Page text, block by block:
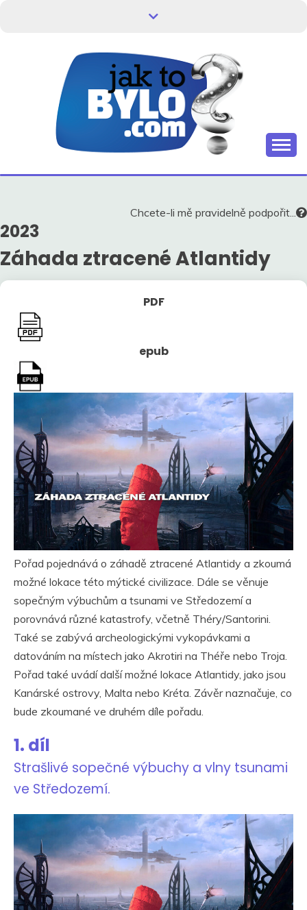
HISTORIE V
SOUVISLOSTECH
Chcete-li mě pravidelně podpořit...
2023
Záhada ztracené Atlantidy
PDF
epub
Pořad pojednává o záhadě ztracené Atlantidy a zkoumá
možné lokace této mýtické civilizace. Dále se věnuje
sopečným výbuchům a tsunami ve Středozemí a
porovnává různé katastrofy, včetně Théry/Santorini.
Také se zabývá archeologickými vykopávkami a
datováním na místech jako Akrotiri na Théře nebo Troja.
Pořad také uvádí další možné lokace Atlantidy, jako jsou
Kanárské ostrovy, Malta nebo Kréta. Závěr naznačuje, co
bude zkoumané ve druhém díle pořadu.
1. díl
Strašlivé sopečné výbuchy a vlny tsunami
ve Středozemí.